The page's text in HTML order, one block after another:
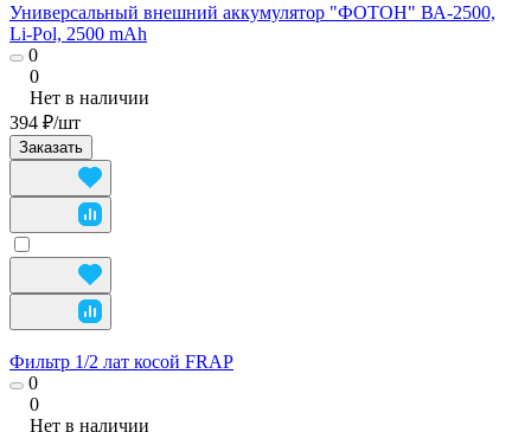
Универсальный внешний аккумулятор "ФОТОН" ВА-2500,
Li-Pol, 2500 mAh
0
0
Нет в наличии
394 ₽/шт
Заказать
Фильтр 1/2 лат косой FRAP
0
0
Нет в наличии